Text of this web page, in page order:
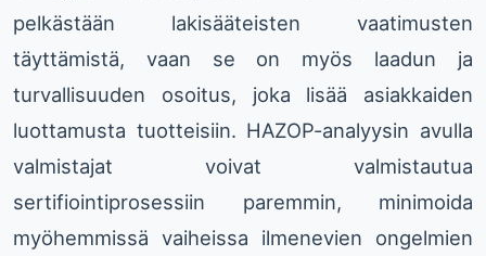
pelkästään lakisääteisten vaatimusten
täyttämistä, vaan se on myös laadun ja
turvallisuuden osoitus, joka lisää asiakkaiden
luottamusta tuotteisiin. HAZOP-analyysin avulla
valmistajat voivat valmistautua
sertifiointiprosessiin paremmin, minimoida
myöhemmissä vaiheissa ilmenevien ongelmien